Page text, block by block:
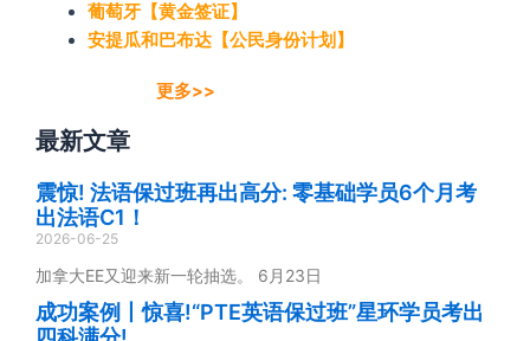
葡萄牙【黄金签证】
安提瓜和巴布达【公民身份计划】
更多>>
最新文章
震惊! 法语保过班再出高分: 零基础学员6个月考
出法语C1！
2026-06-25
加拿大EE又迎来新一轮抽选。 6月23日
成功案例丨惊喜!“PTE英语保过班”星环学员考出